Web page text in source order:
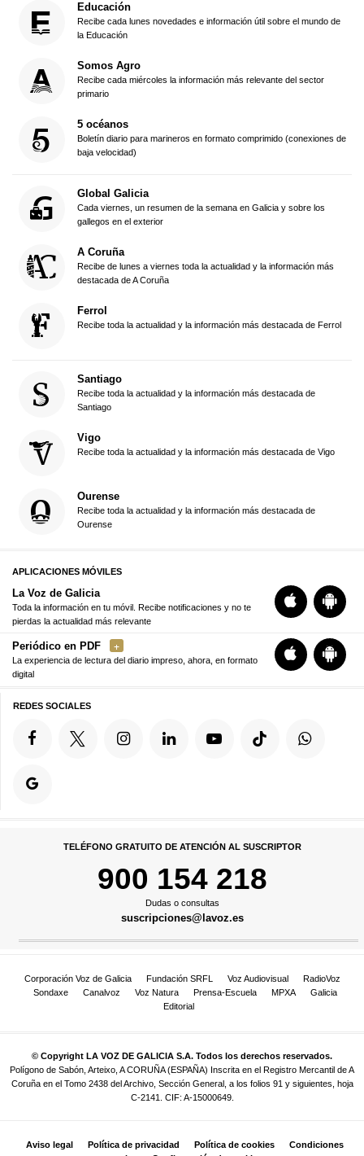
Educación
Recibe cada lunes novedades e información útil sobre el mundo de
la Educación
Somos Agro
Recibe cada miércoles la información más relevante del sector
primario
5 océanos
Boletín diario para marineros en formato comprimido (conexiones de
baja velocidad)
Global Galicia
Cada viernes, un resumen de la semana en Galicia y sobre los
gallegos en el exterior
A Coruña
Recibe de lunes a viernes toda la actualidad y la información más
destacada de A Coruña
Ferrol
Recibe toda la actualidad y la información más destacada de Ferrol
Santiago
Recibe toda la actualidad y la información más destacada de
Santiago
Vigo
Recibe toda la actualidad y la información más destacada de Vigo
Ourense
Recibe toda la actualidad y la información más destacada de
Ourense
APLICACIONES MÓVILES
La Voz de Galicia
Toda la información en tu móvil. Recibe notificaciones y no te
pierdas la actualidad más relevante
Periódico en PDF
La experiencia de lectura del diario impreso, ahora, en formato
digital
REDES SOCIALES
TELÉFONO GRATUITO DE ATENCIÓN AL SUSCRIPTOR
900 154 218
Dudas o consultas
suscripciones@lavoz.es
Corporación Voz de Galicia Fundación SRFL Voz Audiovisual
RadioVoz
Sondaxe
Canalvoz Voz Natura Prensa-Escuela MPXA
Galicia
Editorial
© Copyright LA VOZ DE GALICIA S.A. Todos los derechos reservados.
Polígono de Sabón, Arteixo, A CORUÑA (ESPAÑA) Inscrita en el Registro Mercantil de A
Coruña en el Tomo 2438 del Archivo, Sección General, a los folios 91 y siguientes, hoja
C-2141. CIF: A-15000649.
Aviso legal Política de privacidad Política de cookies
Condiciones